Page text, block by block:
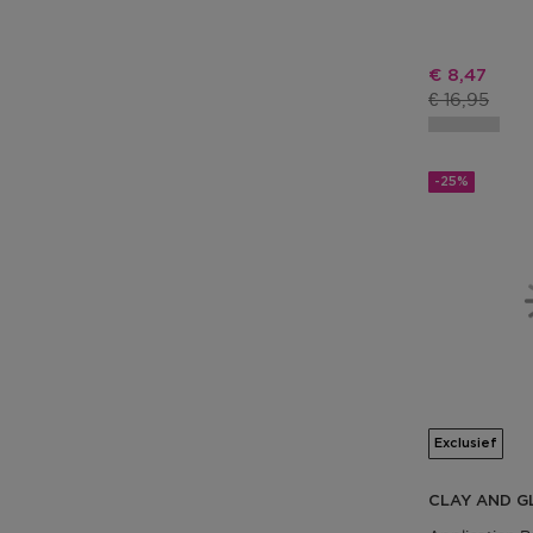
€ 8,47
Productprijs
€ 16,95
-25%
Exclusief
CLAY AND